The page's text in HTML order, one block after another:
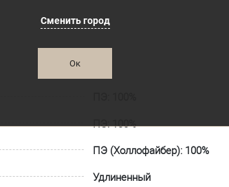
Сменить город
Ок
ПЭ: 100%
ПЭ (Холлофайбер): 100%
Удлиненный